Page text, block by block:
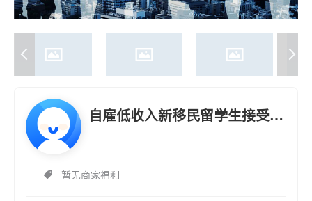
自雇低收入新移民留学生接受1
暂无商家福利